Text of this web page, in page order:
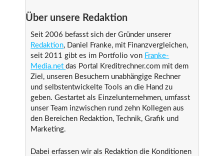
Über unsere Redaktion
Seit 2006 befasst sich der Gründer unserer
Redaktion, Daniel Franke, mit Finanzvergleichen,
seit 2011 gibt es im Portfolio von Franke-
Media.netdas Portal Kreditrechner.com mit dem
Ziel, unseren Besuchern unabhängige Rechner
und selbstentwickelte Tools an die Hand zu
geben. Gestartet als Einzelunternehmen, umfasst
unser Team inzwischen rund zehn Kollegen aus
den Bereichen Redaktion, Technik, Grafik und
Marketing.
Dabei erfassen wir als Redaktion die Konditionen